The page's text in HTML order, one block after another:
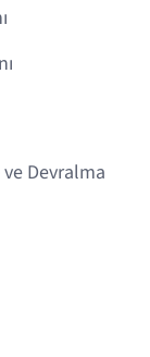
Devralma